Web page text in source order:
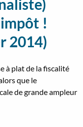
!
2014)
à plat de la fiscalité
que le
de grande ampleur